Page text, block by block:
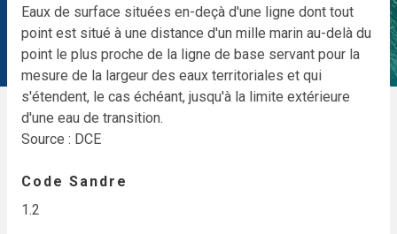
Eaux de surface situées en-deçà d'une ligne dont tout
point est situé à une distance d'un mille marin au-delà du
point le plus proche de la ligne de base servant pour la
mesure de la largeur des eaux territoriales et qui
s'étendent, le cas échéant, jusqu'à la limite extérieure
d'une eau de transition.
Source : DCE
Code Sandre
1.2